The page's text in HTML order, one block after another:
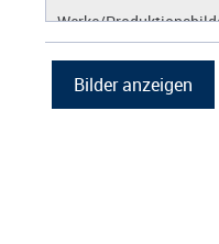
Werke/
Grafiken